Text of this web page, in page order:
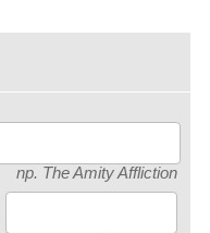
np. The Amity Affliction